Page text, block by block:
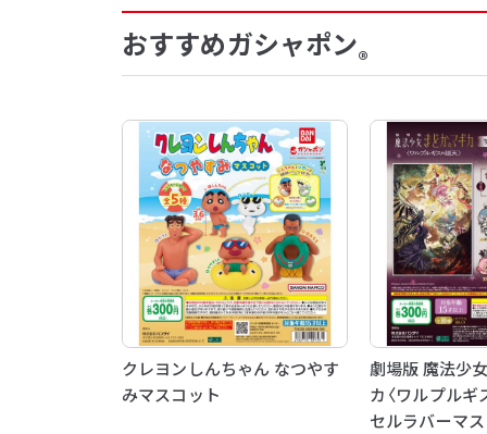
おすすめガシャポン®
クレヨンしんちゃん なつやす
みマスコット
劇場版 魔法少
カ〈ワルプルギ
セルラバーマ